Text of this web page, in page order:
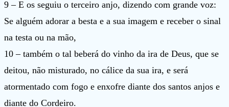
9 – E os seguiu o terceiro anjo, dizendo com grande voz:
Se alguém adorar a besta e a sua imagem e receber o sinal
na testa ou na mão,
10 – também o tal beberá do vinho da ira de Deus, que se
deitou, não misturado, no cálice da sua ira, e será
atormentado com fogo e enxofre diante dos santos anjos e
diante do Cordeiro.